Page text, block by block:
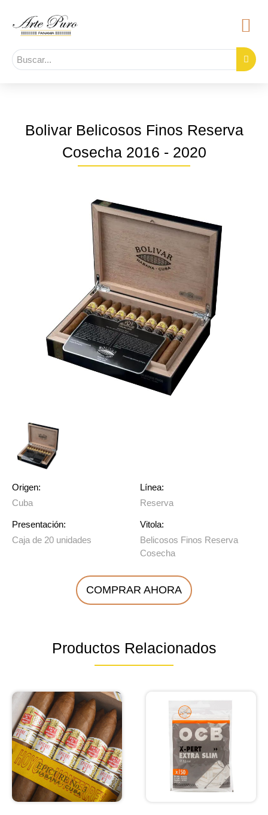
Bolivar Belicosos Finos Reserva
Cosecha 2016 - 2020
Origen:
Cuba
Presentación:
Caja de 20 unidades
Línea:
Reserva
Vitola:
Belicosos Finos Reserva
Cosecha
COMPRAR AHORA
Productos Relacionados